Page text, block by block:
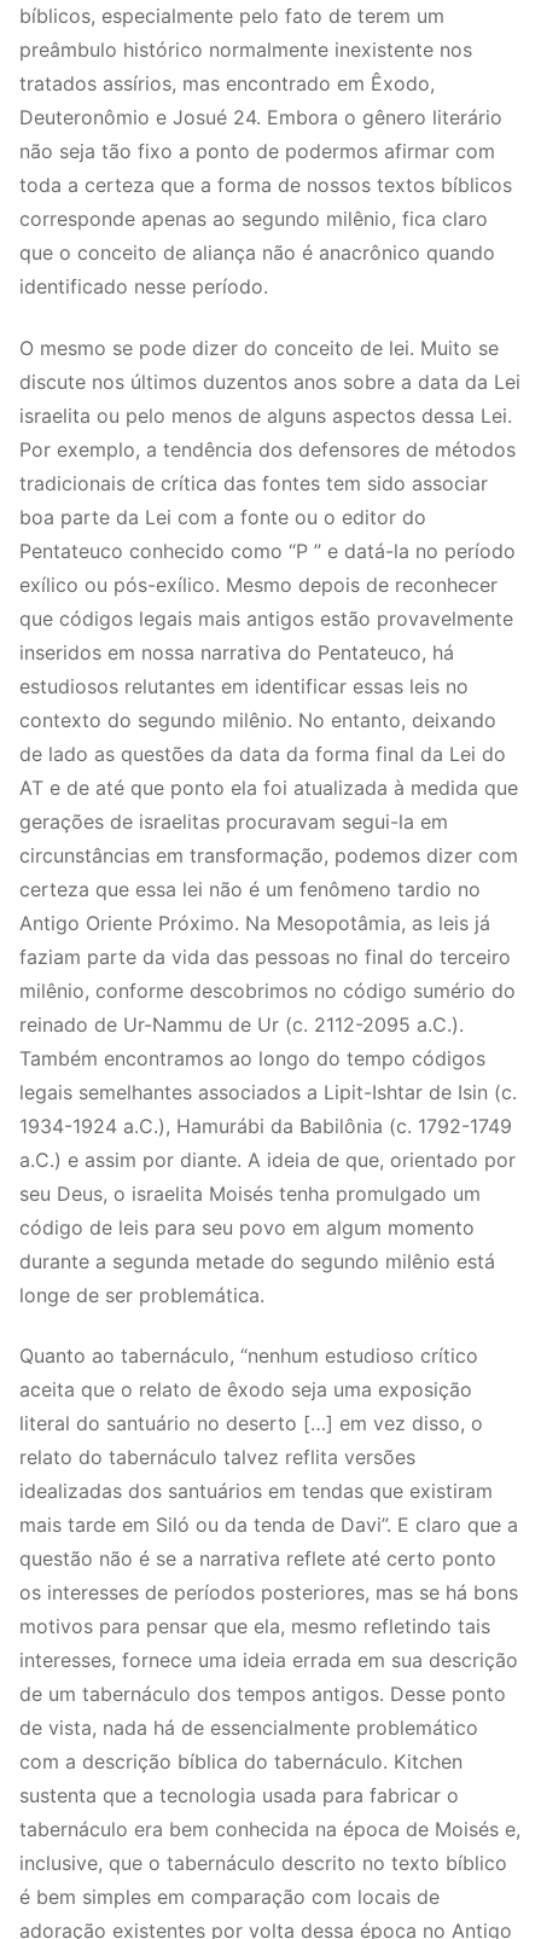
bíblicos, especialmente pelo fato de terem um
preâmbulo histórico normalmente inexistente nos
tratados assírios, mas encontrado em Êxodo,
Deuteronômio e Josué 24. Embora o gênero literário
não seja tão fixo a ponto de podermos afirmar com
toda a certeza que a forma de nossos textos bíblicos
corresponde apenas ao segundo milênio, fica claro
que o conceito de aliança não é anacrônico quando
identificado nesse período.
O mesmo se pode dizer do conceito de lei. Muito se
discute nos últimos duzentos anos sobre a data da Lei
israelita ou pelo menos de alguns aspectos dessa Lei.
Por exemplo, a tendência dos defensores de métodos
tradicionais de crítica das fontes tem sido associar
boa parte da Lei com a fonte ou o editor do
Pentateuco conhecido como “P ” e datá-la no período
exílico ou pós-exílico. Mesmo depois de reconhecer
que códigos legais mais antigos estão provavelmente
inseridos em nossa narrativa do Pentateuco, há
estudiosos relutantes em identificar essas leis no
contexto do segundo milênio. No entanto, deixando
de lado as questões da data da forma final da Lei do
AT e de até que ponto ela foi atualizada à medida que
gerações de israelitas procuravam segui-la em
circunstâncias em transformação, podemos dizer com
certeza que essa lei não é um fenômeno tardio no
Antigo Oriente Próximo. Na Mesopotâmia, as leis já
faziam parte da vida das pessoas no final do terceiro
milênio, conforme descobrimos no código sumério do
reinado de Ur-Nammu de Ur (c. 2112-2095 a.C.).
Também encontramos ao longo do tempo códigos
legais semelhantes associados a Lipit-Ishtar de Isin (c.
1934-1924 a.C.), Hamurábi da Babilônia (c. 1792-1749
a.C.) e assim por diante. A ideia de que, orientado por
seu Deus, o israelita Moisés tenha promulgado um
código de leis para seu povo em algum momento
durante a segunda metade do segundo milênio está
longe de ser problemática.
Quanto ao tabernáculo, “nenhum estudioso crítico
aceita que o relato de êxodo seja uma exposição
literal do santuário no deserto […] em vez disso, o
relato do tabernáculo talvez reflita versões
idealizadas dos santuários em tendas que existiram
mais tarde em Siló ou da tenda de Davi”. E claro que a
questão não é se a narrativa reflete até certo ponto
os interesses de períodos posteriores, mas se há bons
motivos para pensar que ela, mesmo refletindo tais
interesses, fornece uma ideia errada em sua descrição
de um tabernáculo dos tempos antigos. Desse ponto
de vista, nada há de essencialmente problemático
com a descrição bíblica do tabernáculo. Kitchen
sustenta que a tecnologia usada para fabricar o
tabernáculo era bem conhecida na época de Moisés e,
inclusive, que o tabernáculo descrito no texto bíblico
é bem simples em comparação com locais de
adoração existentes por volta dessa época no Antigo